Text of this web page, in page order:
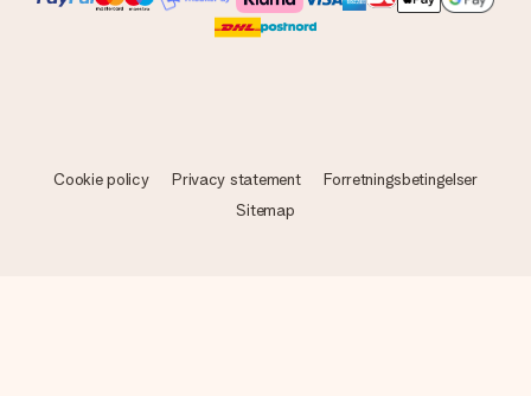
Cookie policy Privacy statement
Forretningsbetingelser
Sitemap